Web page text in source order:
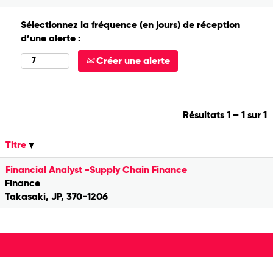
Sélectionnez la fréquence (en jours) de réception
d’une alerte :
Créer une alerte
Résultats 1 – 1 sur 1
Titre
Financial Analyst -Supply Chain Finance
Finance
Takasaki, JP, 370-1206